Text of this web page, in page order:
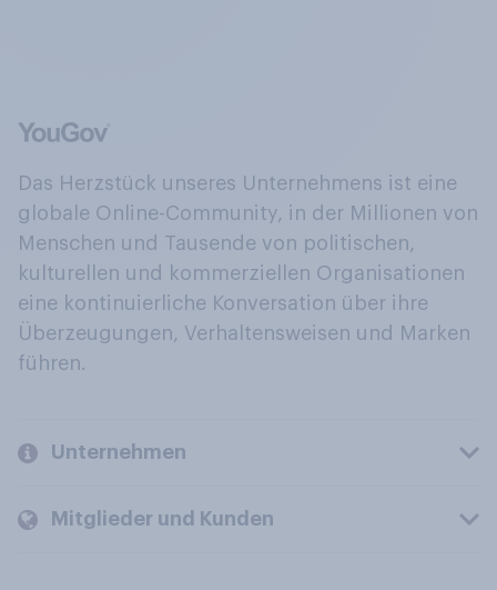
Das Herzstück unseres Unternehmens ist eine
globale Online-Community, in der Millionen von
Menschen und Tausende von politischen,
kulturellen und kommerziellen Organisationen
eine kontinuierliche Konversation über ihre
Überzeugungen, Verhaltensweisen und Marken
führen.
Unternehmen
Mitglieder und Kunden